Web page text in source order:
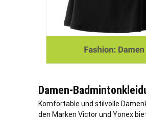
Damen-
Komfortable und stilvolle
den Marken Victor und Yonex